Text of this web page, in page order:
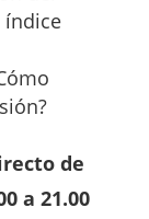
índice
de
a 21.00